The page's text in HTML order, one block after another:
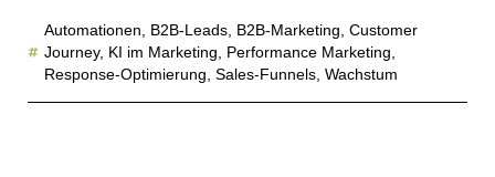
Automationen, B2B-Leads, B2B-Marketing, Customer
Journey, KI im Marketing, Performance Marketing,
Response-Optimierung, Sales-Funnels, Wachstum